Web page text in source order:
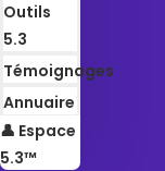
Outils
5.3
Témoignages
Annuaire
👤 Espace
5.3™